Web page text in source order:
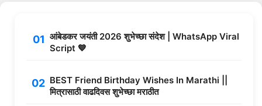
आंबेडकर जयंती 2026 शुभेच्छा संदेश | WhatsApp Viral
Script 💙
BEST Friend Birthday Wishes In Marathi ||
मित्रासाठी वाढदिवस शुभेच्छा मराठीत